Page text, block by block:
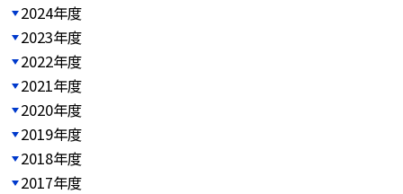
2024年度
2023年度
2022年度
2021年度
2020年度
2019年度
2018年度
2017年度